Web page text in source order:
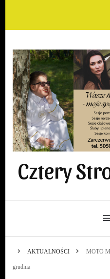
Cztery
AKTUALNOŚCI MOTO
grudnia